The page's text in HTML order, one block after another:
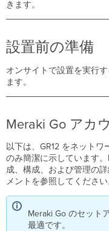
所
決
定
す
る
り
け
る
GR12
を
マ
ウ
きます。
設置前の準備
オンサイトで設置を実行
ます。
Meraki Go アカ
以下は、GR12 をネット
のみ簡潔に示しています
成、構成、および管理の
メントを参照してください
Meraki Go のセット
最適です。